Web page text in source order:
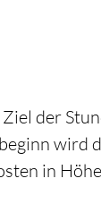
der
wird
in